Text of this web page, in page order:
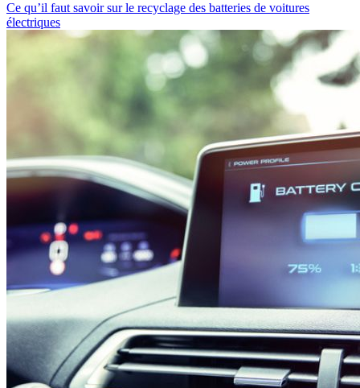
Ce qu’il faut savoir sur le recyclage des batteries de voitures
électriques